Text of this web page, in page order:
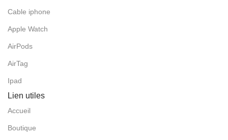
Cable iphone
Apple Watch
AirPods
AirTag
Ipad
Lien utiles
Accueil
Boutique